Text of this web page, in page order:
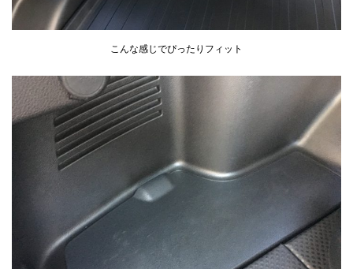
こんな感じでぴったりフィット